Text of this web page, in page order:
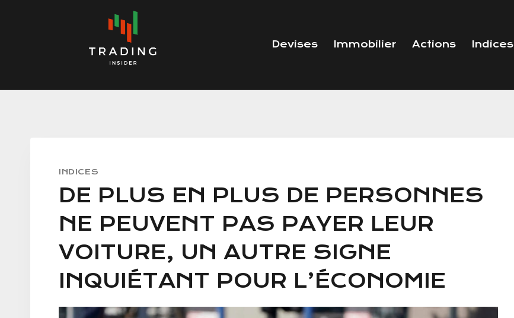
Devises Immobilier Actions Indices
INDICES
DE PLUS EN PLUS DE PERSONNES
NE PEUVENT PAS PAYER LEUR
VOITURE, UN AUTRE SIGNE
INQUIÉTANT POUR L’ÉCONOMIE